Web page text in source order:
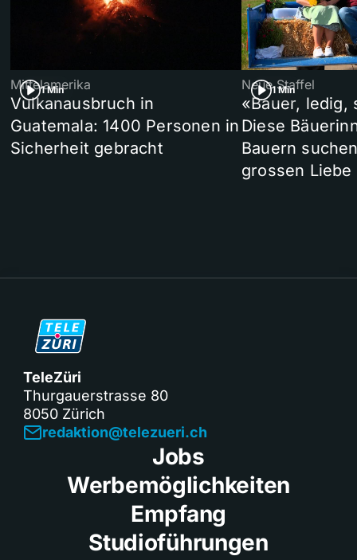
1 Min
Mittelamerika
Vulkanausbruch in
Guatemala: 1400 Personen in
Sicherheit gebracht
1 Min
Neue Staffel
«Bauer, ledig,
Diese
Bauern
grossen Liebe
TeleZüri
Thurgauerstrasse 80
8050 Zürich
redaktion@telezueri.ch
Jobs
Werbemöglichkeiten
Empfang
Studioführungen